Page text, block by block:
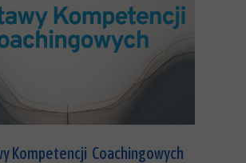
Kompetencji Coachingowych